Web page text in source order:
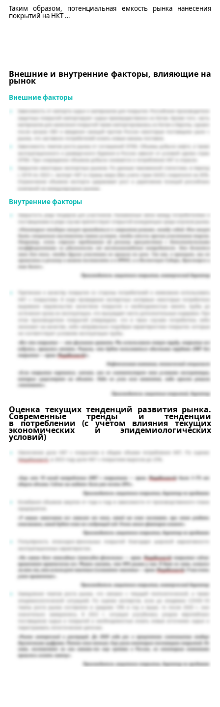
Таким образом, потенциальная емкость рынка нанесения
покрытий на НКТ…
Внешние и внутренние факторы, влияющие на
рынок
Внешние факторы
Внутренние факторы
Оценка текущих тенденций развития рынка.
Современные тренды и тенденции
в потреблении (с учетом влияния текущих
экономических и эпидемиологических
условий)